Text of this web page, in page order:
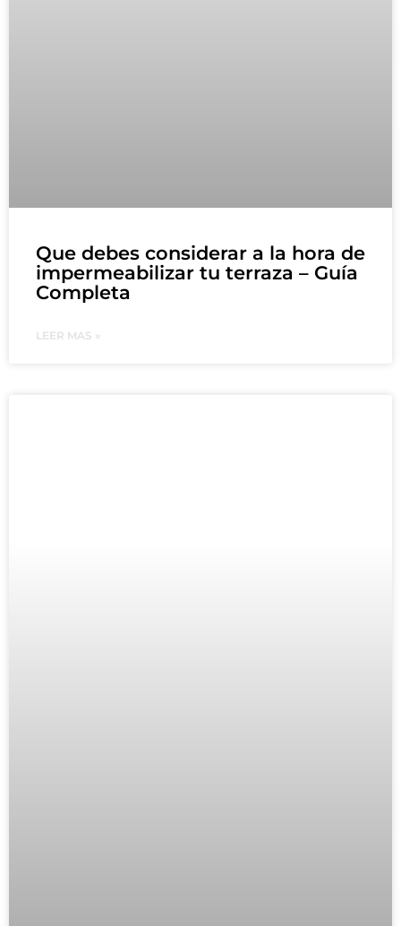
Que debes considerar a la hora de
impermeabilizar tu terraza – Guía
Completa
LEER MAS »